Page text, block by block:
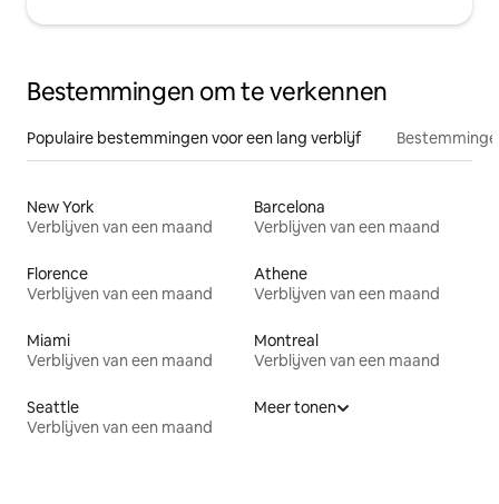
Bestemmingen om te verkennen
Populaire bestemmingen voor een lang verblijf
New York
Verblijven van een maand
Barcelona
Verblijven van een maand
Florence
Verblijven van een maand
Athene
Verblijven van een maand
Miami
Verblijven van een maand
Montreal
Verblijven van een maand
Seattle
Verblijven van een maand
Meer tonen